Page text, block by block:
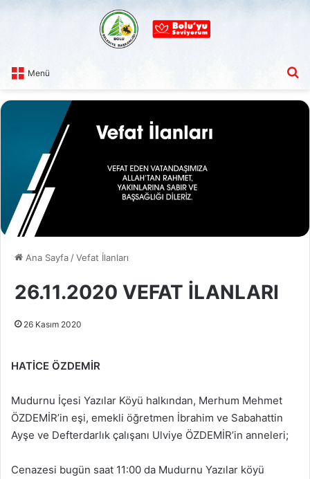
Menü
Ana Sayfa /Vefat İlanları
26.11.2020 VEFAT İLANLARI
26 Kasım 2020
HATİCE ÖZDEMİR
Mudurnu İçesi Yazılar Köyü halkından, Merhum Mehmet
ÖZDEMİR’in eşi, emekli öğretmen İbrahim ve Sabahattin
Ayşe ve Defterdarlık çalışanı Ulviye ÖZDEMİR’in anneleri;
Cenazesi bugün saat 11:00 da Mudurnu Yazılar köyü